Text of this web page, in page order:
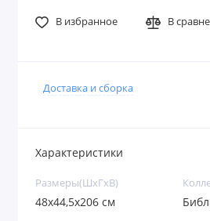
В избранное В
Доставка и сборка
Характеристики
Размеры(ШxГxВ)
48х44,5х206 см